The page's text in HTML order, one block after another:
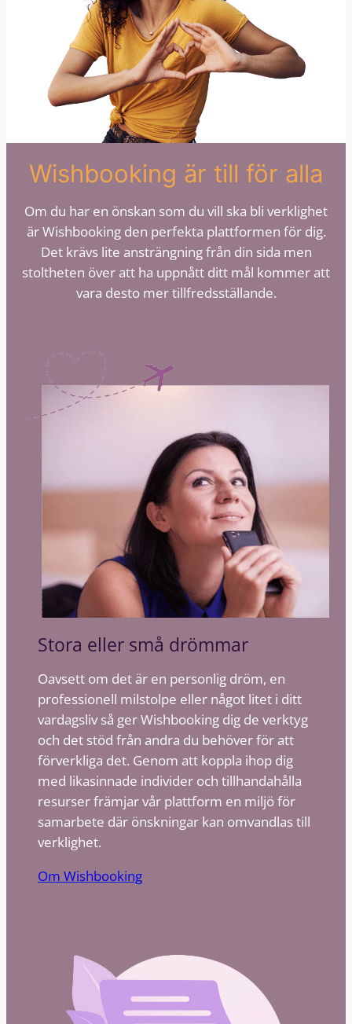
Wishbooking är till för alla
Om du har en önskan som du vill ska bli verklighet
är Wishbooking den perfekta plattformen för dig.
Det krävs lite ansträngning från din sida men
stoltheten över att ha uppnått ditt mål kommer att
vara desto mer tillfredsställande.
Stora eller små drömmar
Oavsett om det är en personlig dröm, en
professionell milstolpe eller något litet i ditt
vardagsliv så ger Wishbooking dig de verktyg
och det stöd från andra du behöver för att
förverkliga det. Genom att koppla ihop dig
med likasinnade individer och tillhandahålla
resurser främjar vår plattform en miljö för
samarbete där önskningar kan omvandlas till
verklighet.
Om Wishbooking